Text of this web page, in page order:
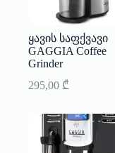
ყავის საფქვავი
GAGGIA Coffee
Grinder
295,00 ₾